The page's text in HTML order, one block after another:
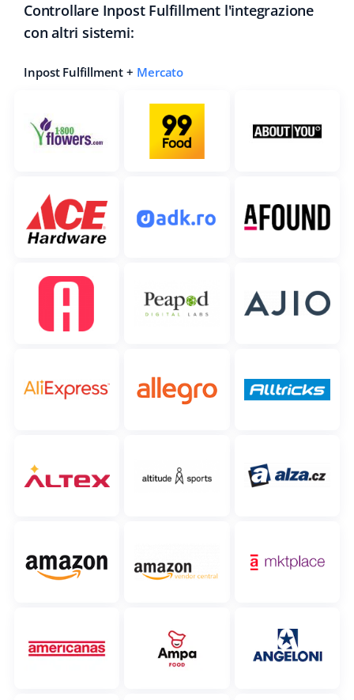
Controllare Inpost Fulfillment l'integrazione
con altri sistemi:
Inpost Fulfillment + Mercato